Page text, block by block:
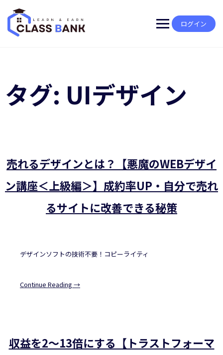
content
ログイン
タグ: UIデザイン
売れるデザインとは？【悪魔のWEBデザイ
ン講座＜上級編＞】成約率UP・自分で売れ
るサイトに改善できる秘策
デザインソフトの技術不要！コピーライティ
Continue Reading →
収益を2～13倍にする【トラストフォーマ